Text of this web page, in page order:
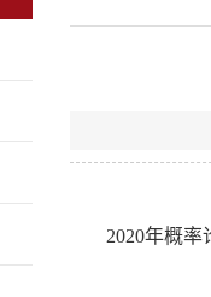
2020年概